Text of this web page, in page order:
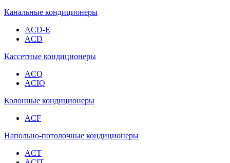
Канальные кондиционеры
ACD-E
ACD
Кассетные кондиционеры
ACQ
ACIQ
Колонные кондиционеры
ACF
Напольно-потолочные кондиционеры
ACT